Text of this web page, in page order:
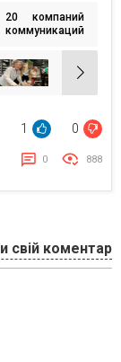
20 компаний
1 0
0 888
свій коментар